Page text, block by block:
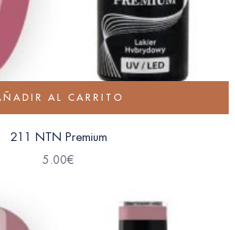
AL CARRITO
211 NTN Premium
5.00€